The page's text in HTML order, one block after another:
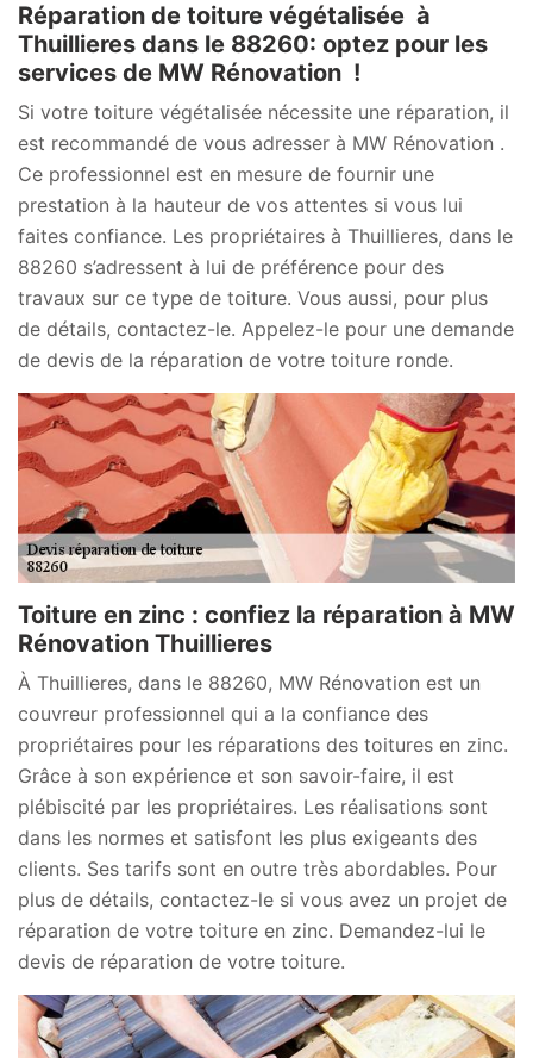
Réparation de toiture végétalisée à
Thuillieres dans le 88260: optez pour les
services de MW Rénovation !
Si votre toiture végétalisée nécessite une réparation, il
est recommandé de vous adresser à MW Rénovation .
Ce professionnel est en mesure de fournir une
prestation à la hauteur de vos attentes si vous lui
faites confiance. Les propriétaires à Thuillieres, dans le
88260 s’adressent à lui de préférence pour des
travaux sur ce type de toiture. Vous aussi, pour plus
de détails, contactez-le. Appelez-le pour une demande
de devis de la réparation de votre toiture ronde.
Toiture en zinc : confiez la réparation à MW
Rénovation Thuillieres
À Thuillieres, dans le 88260, MW Rénovation est un
couvreur professionnel qui a la confiance des
propriétaires pour les réparations des toitures en zinc.
Grâce à son expérience et son savoir-faire, il est
plébiscité par les propriétaires. Les réalisations sont
dans les normes et satisfont les plus exigeants des
clients. Ses tarifs sont en outre très abordables. Pour
plus de détails, contactez-le si vous avez un projet de
réparation de votre toiture en zinc. Demandez-lui le
devis de réparation de votre toiture.